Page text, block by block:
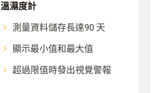
溫濕度計
測量資料儲存長達90 天
顯示最小值和最大值
超過限值時發出視覺警報